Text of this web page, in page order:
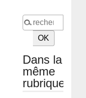
Dans la
même
rubrique